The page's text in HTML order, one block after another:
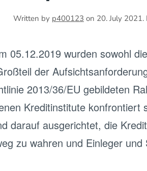
Written by p400123 on 20. July 2021.
05.12.2019 wurden sowohl
der
2013/36/EU gebildeten
Kreditinstitute konfrontiert
darauf ausgerichtet, die
zu wahren und Einleger